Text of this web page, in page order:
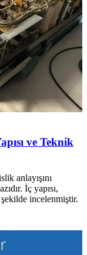
ve Teknik
anlayışını
İç yapısı,
incelenmiştir.